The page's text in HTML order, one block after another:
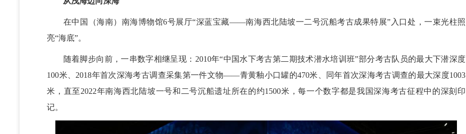
在中国（海南）南海博物馆6号展厅“深蓝宝藏——南海西北陆坡一二号沉船考古成果特展”入口处，一束光柱照
亮“海底”。
随着脚步向前，一串数字相继呈现：2010年“中国水下考古第二期技术潜水培训班”部分考古队员的最大下潜深度
100米、2018年首次深海考古调查采集第一件文物——青黄釉小口罐的470米、同年首次深海考古调查的最大深度1003
米，直至2022年南海西北陆坡一号和二号沉船遗址所在的约1500米，每一个数字都是我国深海考古征程中的深刻印
记。